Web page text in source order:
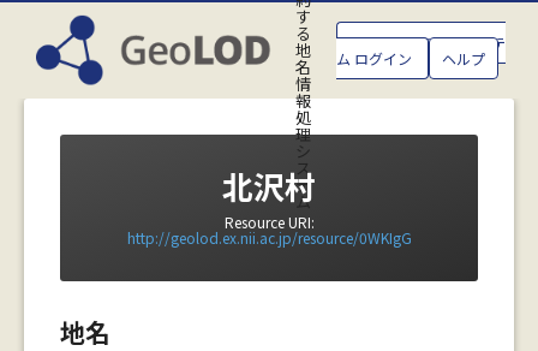
す
る
地
名
情
報
処
理
シ
ス
テ
ム
GeoLOD地名管理システ
ム ログイン ヘルプ
北沢村
Resource URI:
http://geolod.ex.nii.ac.jp/resource/0WKIgG
地名